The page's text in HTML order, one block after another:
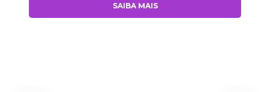
SAIBA MAIS